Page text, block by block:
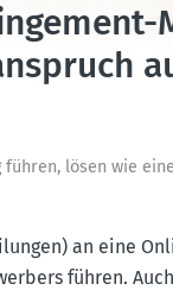
lösen wie
an eine
führen.